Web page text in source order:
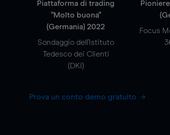
Piattaforma di trading
"Molto buona"
(Germania) 2022
Sondaggio dell'Istituto
Tedesco dei Clienti
(DKI)
Focus
Prova un conto demo gratuito